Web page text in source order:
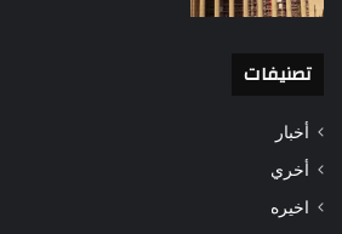
تصنيفات
أخبار
أخري
اخيره